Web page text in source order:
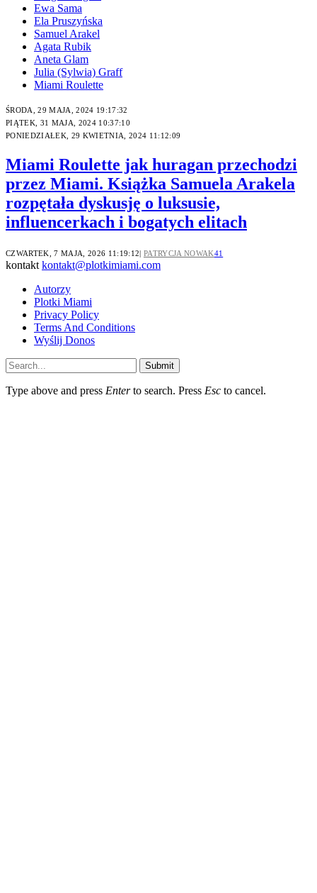
Ewa Sama
Ela Pruszyńska
Samuel Arakel
Agata Rubik
Aneta Glam
Julia (Sylwia) Graff
Miami Roulette
ŚRODA, 29 MAJA, 2024 19:17:32
PIĄTEK, 31 MAJA, 2024 10:37:10
PONIEDZIAŁEK, 29 KWIETNIA, 2024 11:12:09
Miami Roulette jak huragan przechodzi
przez Miami. Książka Samuela Arakela
rozpętała dyskusję o luksusie,
influencerkach i bogatych elitach
CZWARTEK, 7 MAJA, 2026 11:19:12 PATRYCJA NOWAK41
kontakt kontakt@plotkimiami.com
Autorzy
Plotki Miami
Privacy Policy
Terms And Conditions
Wyślij Donos
Submit
Type above and press Enterto search. Press Esc to cancel.